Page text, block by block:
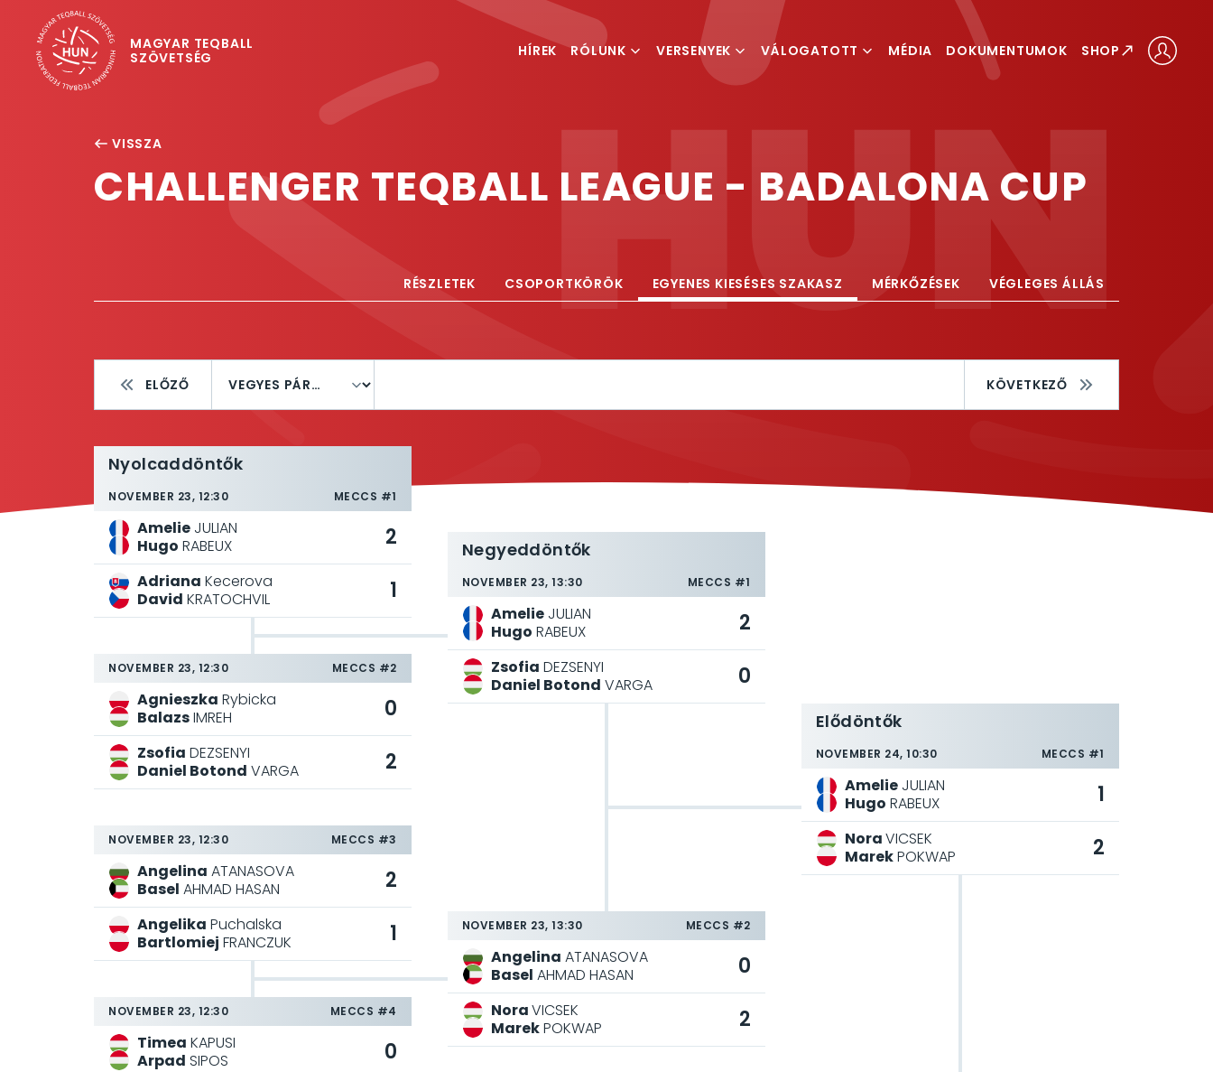
MAGYAR TEQBALL
SZÖVETSÉG
HÍREK RÓLUNK VERSENYEK
ESEMÉNYSZERVEZÉS
VÁLOGATOTT MÉDIA DOKUMENTUMOK SHOP
VISSZA
CHALLENGER TEQBALL LEAGUE - BADALONA CUP
RÉSZLETEK CSOPORTKÖRÖK EGYENES KIESÉSES SZAKASZ MÉRKŐZÉSEK VÉGLEGES ÁLLÁS
ELŐZŐ KÖVETKEZŐ
Nyolcaddöntők
NOVEMBER 23, 12:30 MECCS #1
Amelie JULIAN
Hugo RABEUX 2
Adriana Kecerova
David KRATOCHVIL 1
NOVEMBER 23, 12:30 MECCS #2
Agnieszka Rybicka
BalazsIMREH 0
Zsofia DEZSENYI
Daniel Botond VARGA 2
NOVEMBER 23, 12:30 MECCS #3
Angelina ATANASOVA
Basel AHMAD HASAN 2
Angelika Puchalska
Bartlomiej FRANCZUK 1
NOVEMBER 23, 12:30 MECCS #4
Timea KAPUSI
Arpad SIPOS 0
Negyeddöntők
NOVEMBER 23, 13:30 MECCS #1
AmelieJULIAN
Hugo RABEUX 2
Zsofia DEZSENYI
Daniel Botond VARGA 0
NOVEMBER 23, 13:30 MECCS #2
Angelina ATANASOVA
Basel AHMAD HASAN 0
NoraVICSEK
MarekPOKWAP 2
Elődöntők
NOVEMBER 24, 10:30 MECCS #1
AmelieJULIAN
Hugo RABEUX 1
NoraVICSEK
MarekPOKWAP 2